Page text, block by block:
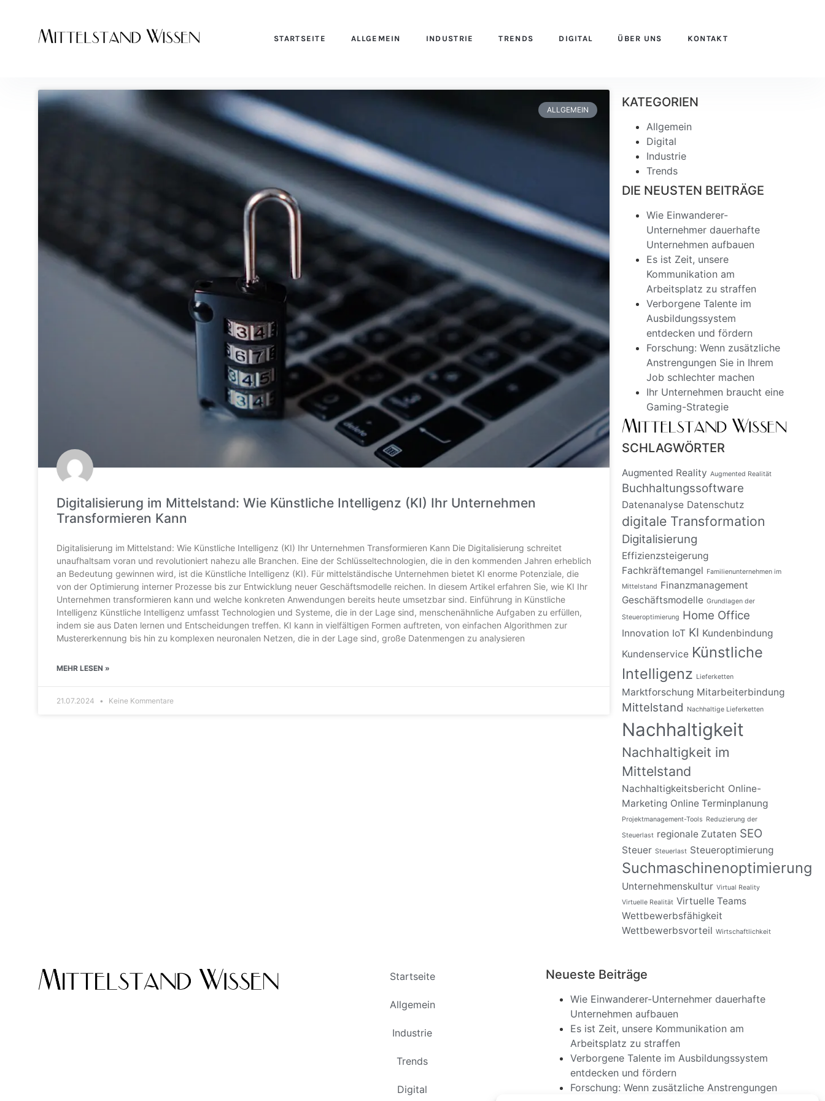
STARTSEITE ALLGEMEIN INDUSTRIE TRENDS DIGITAL ÜBER UNS KONTAKT
ALLGEMEIN
Digitalisierung im Mittelstand: Wie Künstliche Intelligenz (KI) Ihr Unternehmen
Transformieren Kann
Digitalisierung im Mittelstand: Wie Künstliche Intelligenz (KI) Ihr Unternehmen Transformieren Kann Die Digitalisierung schreitet
unaufhaltsam voran und revolutioniert nahezu alle Branchen. Eine der Schlüsseltechnologien, die in den kommenden Jahren erheblich
an Bedeutung gewinnen wird, ist die Künstliche Intelligenz (KI). Für mittelständische Unternehmen bietet KI enorme Potenziale, die
von der Optimierung interner Prozesse bis zur Entwicklung neuer Geschäftsmodelle reichen. In diesem Artikel erfahren Sie, wie KI Ihr
Unternehmen transformieren kann und welche konkreten Anwendungen bereits heute umsetzbar sind. Einführung in Künstliche
Intelligenz Künstliche Intelligenz umfasst Technologien und Systeme, die in der Lage sind, menschenähnliche Aufgaben zu erfüllen,
indem sie aus Daten lernen und Entscheidungen treffen. KI kann in vielfältigen Formen auftreten, von einfachen Algorithmen zur
Mustererkennung bis hin zu komplexen neuronalen Netzen, die in der Lage sind, große Datenmengen zu analysieren
MEHR LESEN »
21.07.2024 Keine Kommentare
KATEGORIEN
Allgemein
Digital
Industrie
Trends
DIE NEUSTEN BEITRÄGE
Wie Einwanderer-
Unternehmer dauerhafte
Unternehmen aufbauen
Es ist Zeit, unsere
Kommunikation am
Arbeitsplatz zu straffen
Verborgene Talente im
Ausbildungssystem
entdecken und fördern
Forschung: Wenn zusätzliche
Anstrengungen Sie in Ihrem
Job schlechter machen
Ihr Unternehmen braucht eine
Gaming-Strategie
SCHLAGWÖRTER
Augmented Reality Augmented Realität
Buchhaltungssoftware
Datenanalyse Datenschutz
digitale Transformation
Digitalisierung
Effizienzsteigerung
Fachkräftemangel Familienunternehmen im
Mittelstand Finanzmanagement
Geschäftsmodelle Grundlagen der
Steueroptimierung Home Office
Innovation IoT KI Kundenbindung
Kundenservice Künstliche
Intelligenz Lieferketten
Marktforschung Mitarbeiterbindung
Mittelstand Nachhaltige Lieferketten
Nachhaltigkeit
Nachhaltigkeit im
Mittelstand
Nachhaltigkeitsbericht Online-
Marketing Online Terminplanung
Projektmanagement-Tools Reduzierung der
Steuerlast regionale Zutaten SEO
Steuer Steuerlast Steueroptimierung
Suchmaschinenoptimierung
Unternehmenskultur Virtual Reality
Virtuelle Realität Virtuelle Teams
Wettbewerbsfähigkeit
Wettbewerbsvorteil Wirtschaftlichkeit
Startseite
Allgemein
Industrie
Trends
Digital
Neueste Beiträge
Wie Einwanderer-Unternehmer dauerhafte
Unternehmen aufbauen
Es ist Zeit, unsere Kommunikation am
Arbeitsplatz zu straffen
Verborgene Talente im Ausbildungssystem
entdecken und fördern
Forschung: Wenn zusätzliche Anstrengungen